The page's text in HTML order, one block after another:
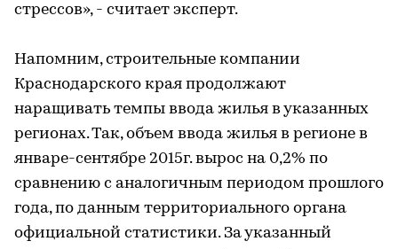
стрессов», - считает эксперт.
Напомним, строительные компании
Краснодарского края продолжают
наращивать темпы ввода жилья в указанных
регионах. Так, объем ввода жилья в регионе в
январе-сентябре 2015г. вырос на 0,2% по
сравнению с аналогичным периодом прошлого
года, по данным территориального органа
официальной статистики. За указанный